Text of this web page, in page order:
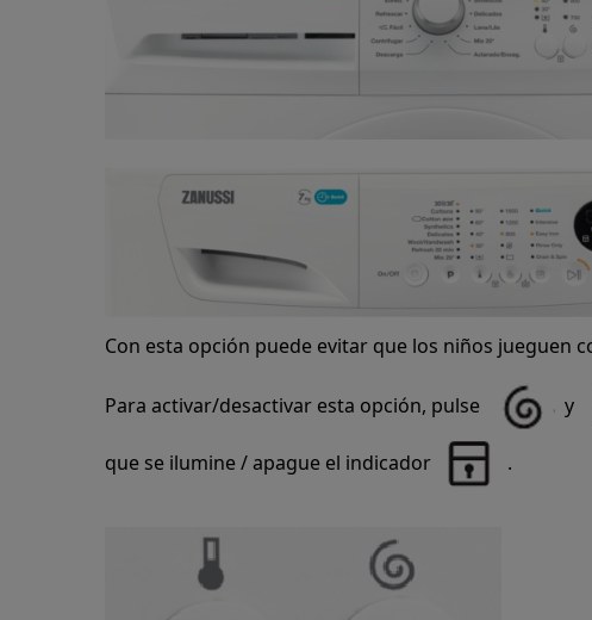
Con esta opción puede evitar que los niños jueguen
Para activar/desactivar esta opción, pulse y
que se ilumine / apague el indicador .